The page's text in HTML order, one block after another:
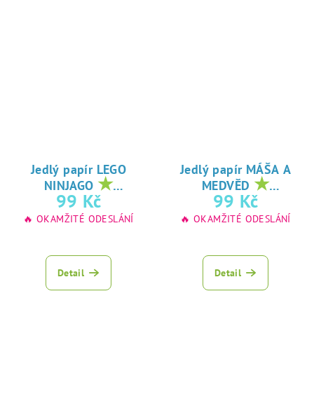
Jedlý papír LEGO
NINJAGO ★
oblíbený tisk na
jedlý papír
99 Kč
🔥 OKAMŽITÉ ODESLÁNÍ
Detail
Jedlý papír MÁŠA A
MEDVĚD ★
oblíbený tisk na
jedlý papír
99 Kč
🔥 OKAMŽITÉ ODESLÁNÍ
Detail